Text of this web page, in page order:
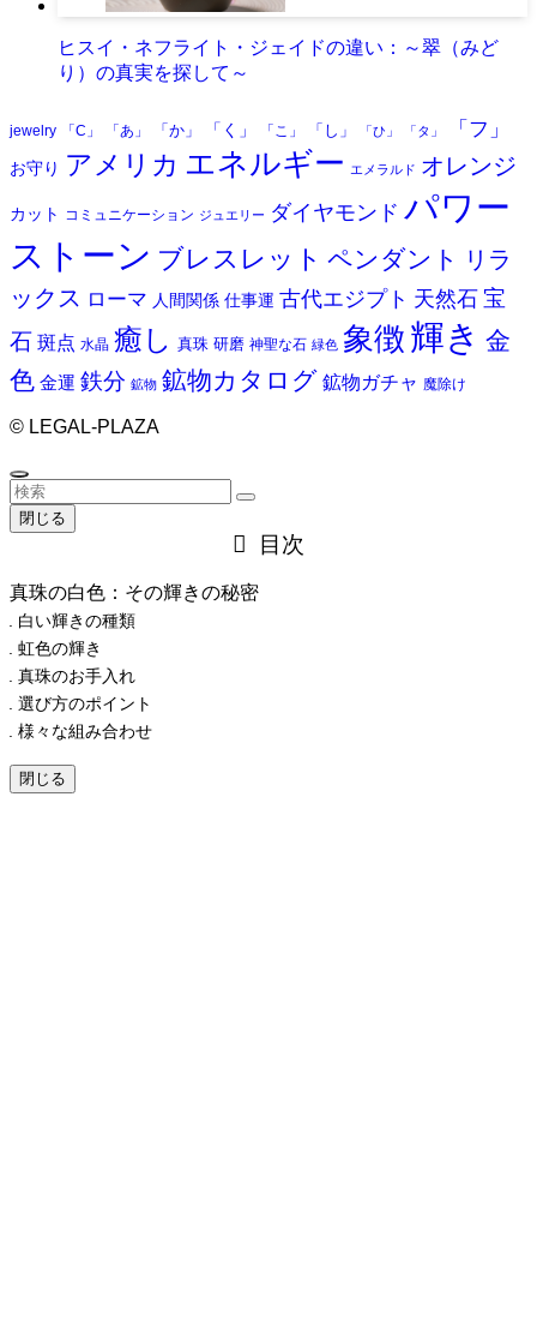
ヒスイ・ネフライト・ジェイドの違い：～翠（みど
り）の真実を探して～
jewelry 「C」 「あ」 「か」 「く」 「こ」 「し」 「ひ」 「タ」 「フ」
お守り アメリカ エネルギー エメラルド オレンジ
カット コミュニケーション ジュエリー ダイヤモンド パワー
ストーン ブレスレット ペンダント
リラ
ックス ローマ 人間関係 仕事運 古代エジプト 天然石 宝
石 斑点 水晶 癒し 真珠 研磨 神聖な石 緑色 象徴 輝き 金
色 金運 鉄分 鉱物 鉱物カタログ 鉱物ガチャ 魔除け
© LEGAL-PLAZA
閉じる
目次
真珠の白色：その輝きの秘密
白い輝きの種類
虹色の輝き
真珠のお手入れ
選び方のポイント
様々な組み合わせ
閉じる